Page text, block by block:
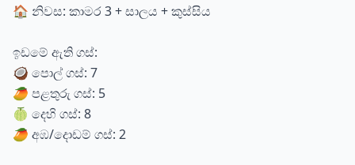
🏠 නිවස: කාමර 3 + සාලය + කුස්සිය
ඉඩමේ ඇති ගස්:
🥥 පොල් ගස්: 7
🥭 පළතුරු ගස්: 5
🍈 දෙහි ගස්: 8
🥭 අඹ/දොඩම් ගස්: 2